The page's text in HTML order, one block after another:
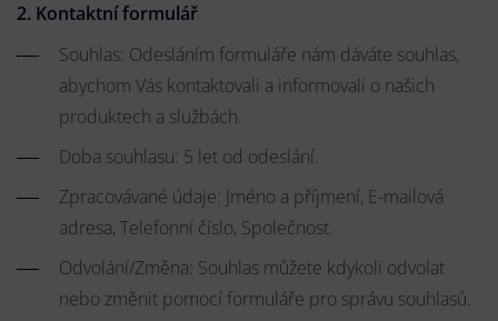
2. Kontaktní formulář
Souhlas: Odesláním formuláře nám dáváte souhlas,
abychom Vás kontaktovali a informovali o našich
produktech a službách.
Doba souhlasu: 5 let od odeslání.
Zpracovávané údaje: Jméno a příjmení, E-mailová
adresa, Telefonní číslo, Společnost.
Odvolání/Změna: Souhlas můžete kdykoli odvolat
nebo změnit pomocí formuláře pro správu souhlasů.